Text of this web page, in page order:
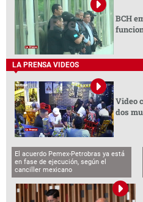
BCH
LA PRENSA VIDEOS
Video
dos
El acuerdo Pemex-Petrobras ya está
en fase de ejecución, según el
canciller mexicano